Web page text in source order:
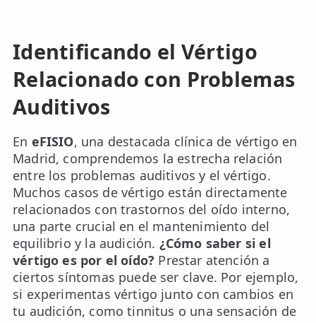
Identificando el Vértigo
Relacionado con Problemas
Auditivos
En eFISIO, una destacada clínica de vértigo en
Madrid, comprendemos la estrecha relación
entre los problemas auditivos y el vértigo.
Muchos casos de vértigo están directamente
relacionados con trastornos del oído interno,
una parte crucial en el mantenimiento del
equilibrio y la audición. ¿Cómo saber si el
vértigo es por el oído? Prestar atención a
ciertos síntomas puede ser clave. Por ejemplo,
si experimentas vértigo junto con cambios en
tu audición, como tinnitus o una sensación de